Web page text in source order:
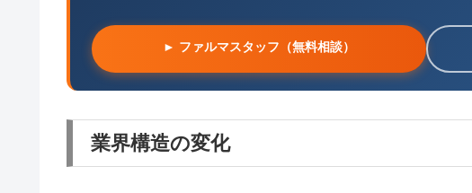
► ファルマスタッフ（無料相談）
業界構造の変化